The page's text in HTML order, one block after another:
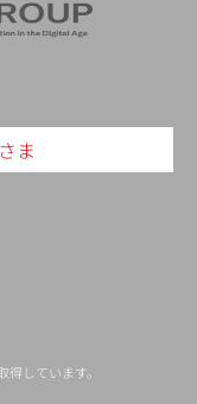
ま
しています。